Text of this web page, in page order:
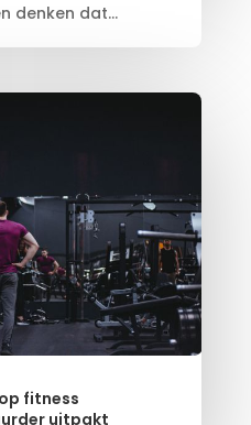
denken dat...
fitness
uitpakt